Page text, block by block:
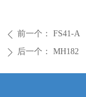
ꄴ 前一个： FS41-A
ꄲ 后一个： MH182